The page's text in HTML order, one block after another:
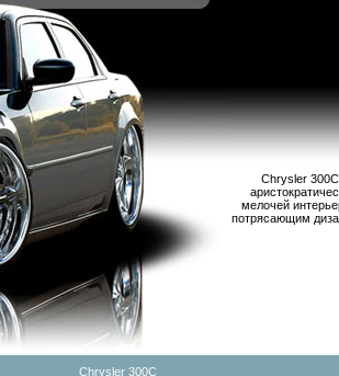
Chrysler 300С
мелочей
потрясающим
Chrysler 300C